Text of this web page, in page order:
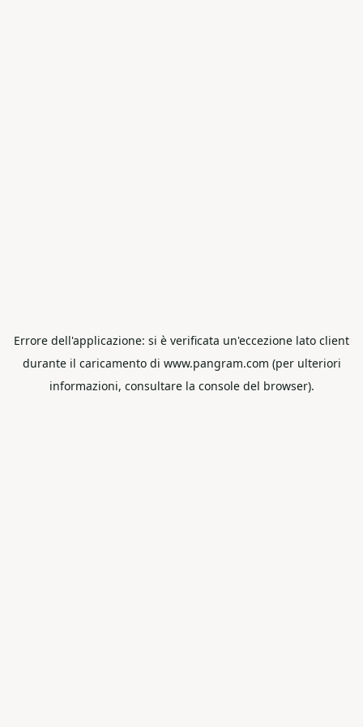
Errore dell'applicazione: si è verificata un'eccezione lato client
durante il caricamento di www.pangram.com (per ulteriori
informazioni, consultare la console del browser).